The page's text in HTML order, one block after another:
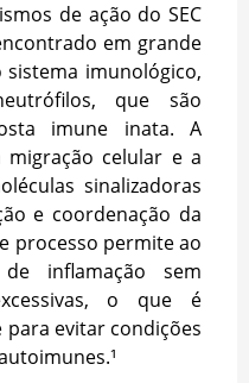
de ação do SEC
em grande
imunológico,
que são
imune inata. A
migração celular e a
sinalizadoras
e coordenação da
processo permite ao
inflamação sem
o que é
evitar condições